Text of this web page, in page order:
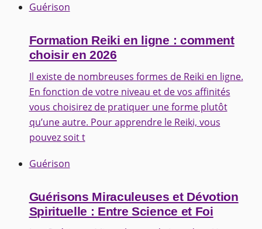
Guérison
Formation Reiki en ligne : comment
choisir en 2026
Il existe de nombreuses formes de Reiki en ligne.
En fonction de votre niveau et de vos affinités
vous choisirez de pratiquer une forme plutôt
qu’une autre. Pour apprendre le Reiki, vous
pouvez soit t
Guérison
Guérisons Miraculeuses et Dévotion
Spirituelle : Entre Science et Foi